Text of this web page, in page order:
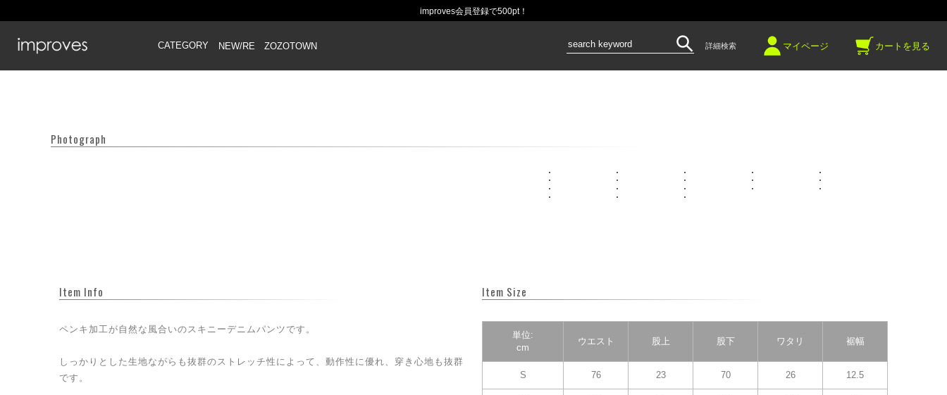
improves会員登録で500pt！
CATEGORY NEW/RE ZOZOTOWN 詳細検索 マイページ カートを見る
Photograph
Item Info
ペンキ加工が自然な風合いのスキニーデニムパンツです。
しっかりとした生地ながらも抜群のストレッチ性によって、動作性に優れ、穿き心地も抜群
です。
Item Size
単位:
cm
ウエスト 股上 股下 ワタリ 裾幅
S 76 23 70 26 12.5